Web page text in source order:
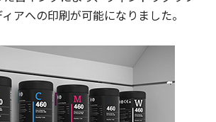
アへの印刷が可能になりました。